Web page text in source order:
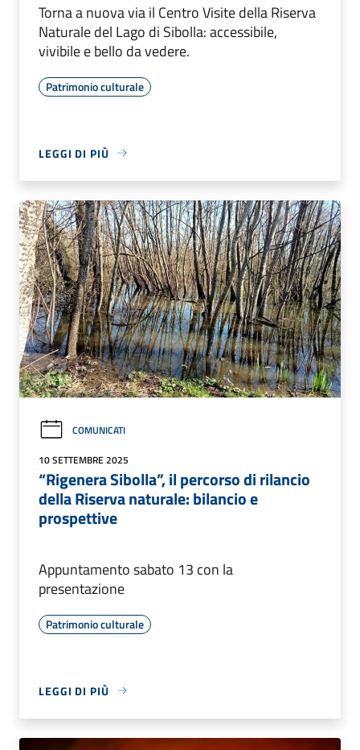
Torna a nuova via il Centro Visite della Riserva
Naturale del Lago di Sibolla: accessibile,
vivibile e bello da vedere.
Patrimonio culturale
LEGGI DI PIÙ
COMUNICATI
10 SETTEMBRE 2025
“Rigenera Sibolla”, il percorso di rilancio
della Riserva naturale: bilancio e
prospettive
Appuntamento sabato 13 con la
presentazione
Patrimonio culturale
LEGGI DI PIÙ